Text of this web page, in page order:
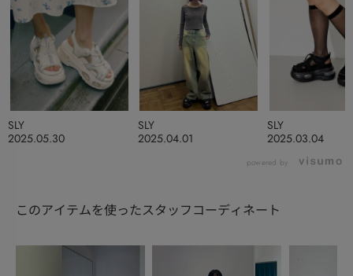
2025.05.30
SLY
2025.04.01
SLY
2025.03.04
SLY
powered by
このアイテムを使ったスタッフコーディネート